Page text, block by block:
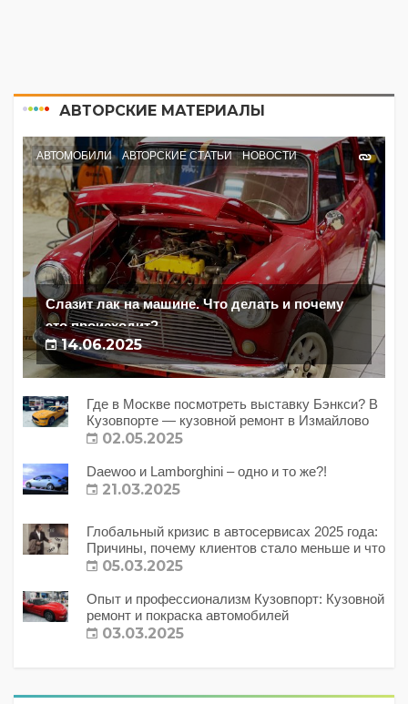
АВТОРСКИЕ МАТЕРИАЛЫ
АВТОМОБИЛИ АВТОРСКИЕ СТАТЬИ НОВОСТИ
Слазит лак на машине. Что делать и почему
это происходит?
14.06.2025
Где в Москве посмотреть выставку Бэнкси? В
Кузовпорте — кузовной ремонт в Измайлово
02.05.2025
Daewoo и Lamborghini – одно и то же?!
21.03.2025
Глобальный кризис в автосервисах 2025 года:
Причины, почему клиентов стало меньше и что
с этим делать?
05.03.2025
Опыт и профессионализм Кузовпорт: Кузовной
ремонт и покраска автомобилей
03.03.2025